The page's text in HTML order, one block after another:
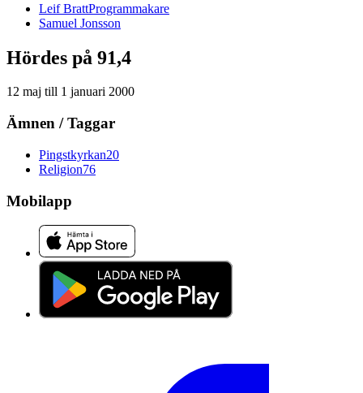
Leif BrattProgrammakare
Samuel Jonsson
Hördes på 91,4
12 maj till 1 januari 2000
Ämnen / Taggar
Pingstkyrkan20
Religion76
Mobilapp